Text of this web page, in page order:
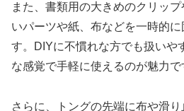
また、書類用の大きめのクリッ
いパーツや紙、布などを一時的
す。DIYに不慣れな方でも扱いや
な感覚で手軽に使えるのが魅力で
さらに、トングの先端に布や滑